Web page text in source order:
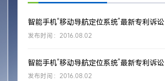
智能手机“移动导航定位系统”最新专利诉讼
发布时间：2016.08.02
智能手机“移动导航定位系统”最新专利诉讼
发布时间：2016.08.02